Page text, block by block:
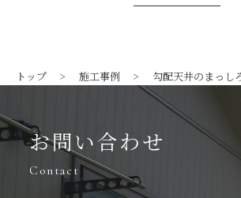
トップ 施工事例 勾配天井のまっし
お問い合わせ
Contact